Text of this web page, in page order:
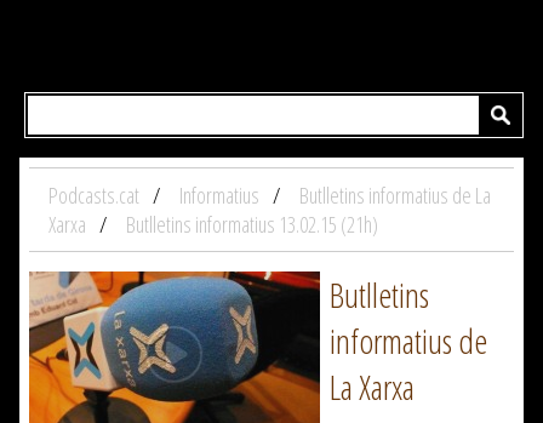
Podcasts.cat Informatius
Butlletins informatius de La
Xarxa
Butlletins informatius 13.02.15 (21h)
Butlletins
informatius de
La Xarxa